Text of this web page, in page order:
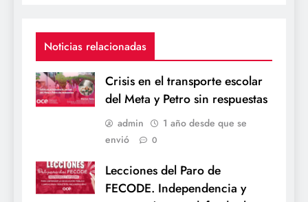
Noticias relacionadas
Crisis en el transporte escolar
del Meta y Petro sin respuestas
admin
1 año desde que se
envió
0
Lecciones del Paro de
FECODE. Independencia y